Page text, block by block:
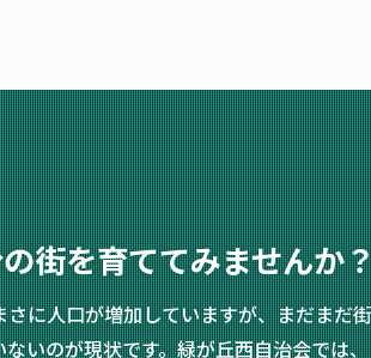
街を育ててみませんか
さに人口が増加していますが、まだまだ
いのが現状です。緑が丘西自治会では